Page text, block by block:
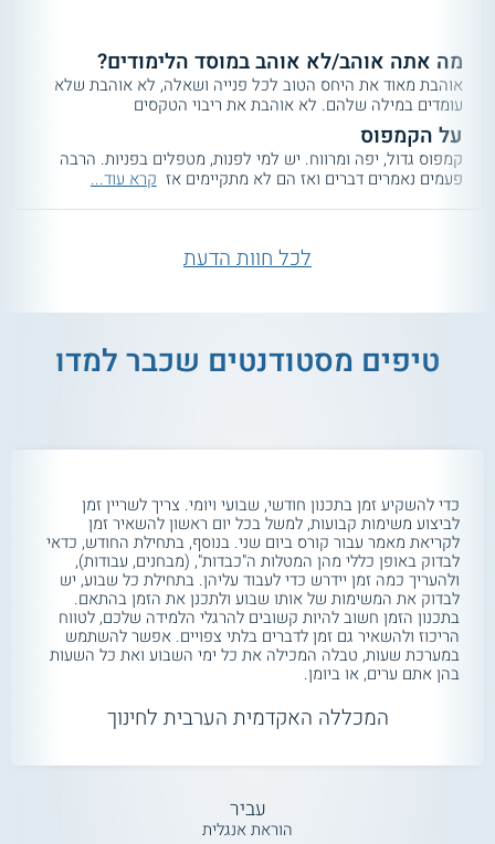
מה אתה אוהב/לא אוהב במוסד הלימודים?
אוהבת מאוד את היחס הטוב לכל פנייה ושאלה, לא אוהבת שלא
עומדים במילה שלהם. לא אוהבת את ריבוי הטקסים
על הקמפוס
קמפוס גדול, יפה ומרווח. יש למי לפנות, מטפלים בפניות. הרבה
פעמים נאמרים דברים ואז הם לא מתקיימים אז קרא עוד...
לכל חוות הדעת
טיפים מסטודנטים שכבר למדו
כדי להשקיע זמן בתכנון חודשי, שבועי ויומי. צריך לשריין זמן
לביצוע משימות קבועות, למשל בכל יום ראשון להשאיר זמן
לקריאת מאמר עבור קורס ביום שני. בנוסף, בתחילת החודש, כדאי
לבדוק באופן כללי מהן המטלות ה"כבדות", (מבחנים, עבודות),
ולהעריך כמה זמן יידרש כדי לעבוד עליהן. בתחילת כל שבוע, יש
לבדוק את המשימות של אותו שבוע ולתכנן את הזמן בהתאם.
בתכנון הזמן חשוב להיות קשובים להרגלי הלמידה שלכם, לטווח
הריכוז ולהשאיר גם זמן לדברים בלתי צפויים. אפשר להשתמש
במערכת שעות, טבלה המכילה את כל ימי השבוע ואת כל השעות
בהן אתם ערים, או ביומן.
המכללה האקדמית הערבית לחינוך
עביר
הוראת אנגלית